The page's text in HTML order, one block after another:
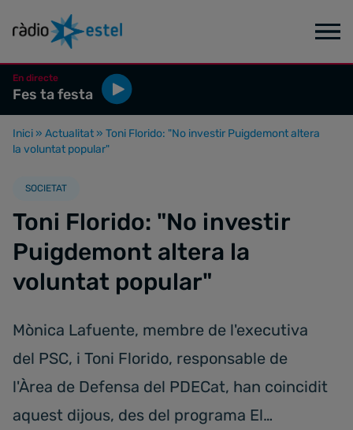
En directe
Fes ta festa
Inici » Actualitat » Toni Florido: "No investir Puigdemont altera
la voluntat popular"
SOCIETAT
Toni Florido: "No investir
Puigdemont altera la
voluntat popular"
Mònica Lafuente, membre de l'executiva
del PSC, i Toni Florido, responsable de
l'Àrea de Defensa del PDECat, han coincidit
aquest dijous, des del programa El…